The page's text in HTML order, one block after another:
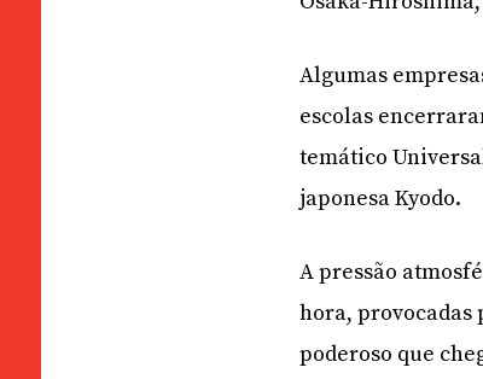
Algumas
escolas
temático
japonesa Kyodo.
A pressão
hora, provocadas
poderoso que